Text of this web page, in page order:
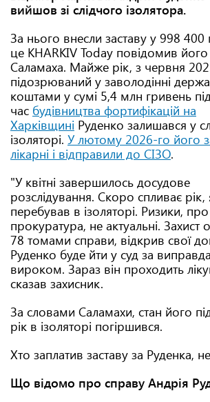
вийшов зі слідчого ізолятора.
За нього внесли заставу у 998
це KHARKIV Today повідомив його
Саламаха. Майже рік, з червня
підозрюваний у заволодінні
коштами у сумі 5,4 млн гривень
час будівництва фортифікацій на
Харківщині Руденко залишався у
ізоляторі. У лютому 2026-го його
лікарні і відправили до СІЗО.
"У квітні завершилось досудове
розслідування. Скоро спливає рік,
перебував в ізоляторі. Ризики,
прокуратура, не актуальні. Захист
78 томами справи, відкрив свої
Руденко буде йти у суд за
вироком. Зараз він проходить
сказав захисник.
За словами Саламахи, стан його
рік в ізоляторі погіршився.
Хто заплатив заставу за Руденка,
Що відомо про справу Андрія